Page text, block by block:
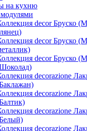
на кухню
decor Бруско
decor Бруско
decor Бруско
decorazione
decorazione
decorazione
decorazione